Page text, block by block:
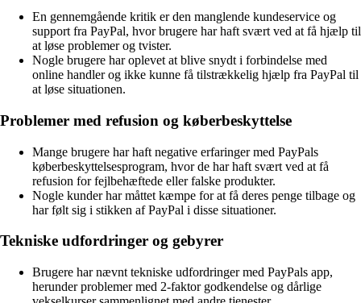
En gennemgående kritik er den manglende kundeservice og
support fra PayPal, hvor brugere har haft svært ved at få hjælp til
at løse problemer og tvister.
Nogle brugere har oplevet at blive snydt i forbindelse med
online handler og ikke kunne få tilstrækkelig hjælp fra PayPal til
at løse situationen.
Problemer med refusion og køberbeskyttelse
Mange brugere har haft negative erfaringer med PayPals
køberbeskyttelsesprogram, hvor de har haft svært ved at få
refusion for fejlbehæftede eller falske produkter.
Nogle kunder har måttet kæmpe for at få deres penge tilbage og
har følt sig i stikken af PayPal i disse situationer.
Tekniske udfordringer og gebyrer
Brugere har nævnt tekniske udfordringer med PayPals app,
herunder problemer med 2-faktor godkendelse og dårlige